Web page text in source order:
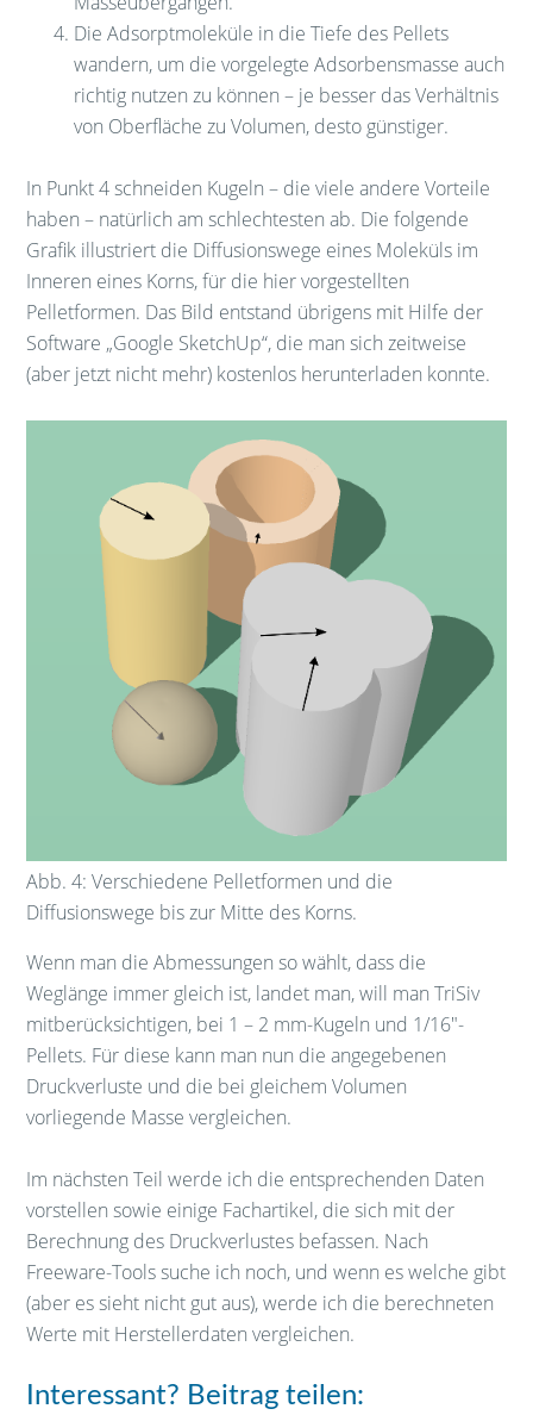
Die Adsorptmoleküle in die Tiefe des Pellets
wandern, um die vorgelegte Adsorbensmasse auch
richtig nutzen zu können – je besser das Verhältnis
von Oberfläche zu Volumen, desto günstiger.
In Punkt 4 schneiden Kugeln – die viele andere Vorteile
haben – natürlich am schlechtesten ab. Die folgende
Grafik illustriert die Diffusionswege eines Moleküls im
Inneren eines Korns, für die hier vorgestellten
Pelletformen. Das Bild entstand übrigens mit Hilfe der
Software „Google SketchUp“, die man sich zeitweise
(aber jetzt nicht mehr) kostenlos herunterladen konnte.
Abb. 4: Verschiedene Pelletformen und die
Diffusionswege bis zur Mitte des Korns.
Wenn man die Abmessungen so wählt, dass die
Weglänge immer gleich ist, landet man, will man TriSiv
mitberücksichtigen, bei 1 – 2 mm-Kugeln und 1/16″-
Pellets. Für diese kann man nun die angegebenen
Druckverluste und die bei gleichem Volumen
vorliegende Masse vergleichen.
Im nächsten Teil werde ich die entsprechenden Daten
vorstellen sowie einige Fachartikel, die sich mit der
Berechnung des Druckverlustes befassen. Nach
Freeware-Tools suche ich noch, und wenn es welche gibt
(aber es sieht nicht gut aus), werde ich die berechneten
Werte mit Herstellerdaten vergleichen.
Interessant? Beitrag teilen: